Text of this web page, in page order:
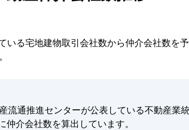
いる宅地建物取引会社数から仲介会社数を
流通推進センターが公表している不動産業
仲介会社数を算出しています。